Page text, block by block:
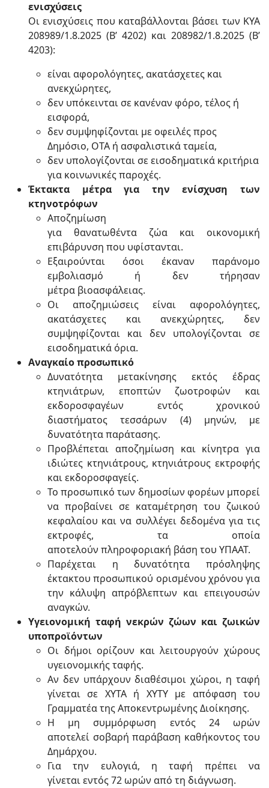
ενισχύσεις
Οι ενισχύσεις που καταβάλλονται βάσει των ΚΥΑ
208989/1.8.2025 (Β’ 4202) και 208982/1.8.2025 (Β’
4203):
είναι αφορολόγητες, ακατάσχετες και
ανεκχώρητες,
δεν υπόκεινται σε κανέναν φόρο, τέλος ή
εισφορά,
δεν συμψηφίζονται με οφειλές προς
Δημόσιο, ΟΤΑ ή ασφαλιστικά ταμεία,
δεν υπολογίζονται σε εισοδηματικά κριτήρια
για κοινωνικές παροχές.
Έκτακτα μέτρα για την ενίσχυση των
κτηνοτρόφων
Αποζημίωση
για θανατωθέντα ζώα και οικονομική
επιβάρυνση που υφίστανται.
Εξαιρούνται όσοι έκαναν παράνομο
εμβολιασμό ή δεν τήρησαν
μέτρα βιοασφάλειας.
Οι αποζημιώσεις είναι αφορολόγητες,
ακατάσχετες και ανεκχώρητες, δεν
συμψηφίζονται και δεν υπολογίζονται σε
εισοδηματικά όρια.
Αναγκαίο προσωπικό
Δυνατότητα μετακίνησης εκτός έδρας
κτηνιάτρων, εποπτών ζωοτροφών και
εκδοροσφαγέων εντός χρονικού
διαστήματος τεσσάρων (4) μηνών, με
δυνατότητα παράτασης.
Προβλέπεται αποζημίωση και κίνητρα για
ιδιώτες κτηνιάτρους, κτηνιάτρους εκτροφής
και εκδοροσφαγείς.
Το προσωπικό των δημοσίων φορέων μπορεί
να προβαίνει σε καταμέτρηση του ζωικού
κεφαλαίου και να συλλέγει δεδομένα για τις
εκτροφές, τα οποία
αποτελούν πληροφοριακή βάση του ΥΠΑΑΤ.
Παρέχεται η δυνατότητα πρόσληψης
έκτακτου προσωπικού ορισμένου χρόνου για
την κάλυψη απρόβλεπτων και επειγουσών
αναγκών.
Υγειονομική ταφή νεκρών ζώων και ζωικών
υποπροϊόντων
Οι δήμοι ορίζουν και λειτουργούν χώρους
υγειονομικής ταφής.
Αν δεν υπάρχουν διαθέσιμοι χώροι, η ταφή
γίνεται σε ΧΥΤΑ ή ΧΥΤΥ με απόφαση του
Γραμματέα της Αποκεντρωμένης Διοίκησης.
Η μη συμμόρφωση εντός 24 ωρών
αποτελεί σοβαρή παράβαση καθήκοντος του
Δημάρχου.
Για την ευλογιά, η ταφή πρέπει να
γίνεται εντός 72 ωρών από τη διάγνωση.